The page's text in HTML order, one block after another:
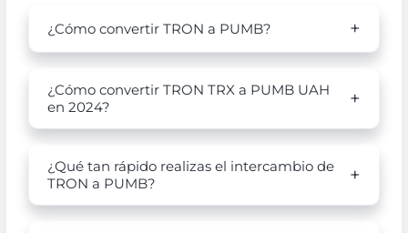
¿Cómo convertir TRON a PUMB?
¿Cómo convertir TRON TRX a PUMB UAH
en 2024?
¿Qué tan rápido realizas el intercambio de
TRON a PUMB?